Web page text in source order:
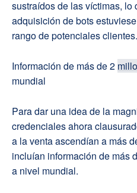
sustraídos de las víctimas, lo
adquisición de bots
rango de potenciales clientes.
Información de más de 2
mundial
Para dar una idea de la
credenciales ahora
a la venta ascendían a más
incluían información de más
a nivel mundial.